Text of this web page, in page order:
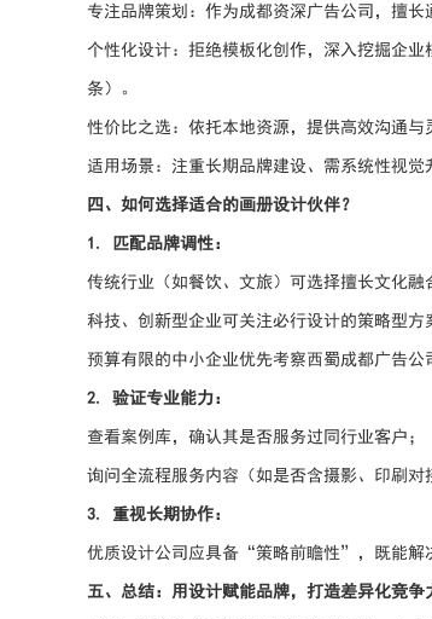
专注品牌策划：作为成都资深广告公司，擅
个性化设计：拒绝模板化创作，深入挖掘企
条）。
性价比之选：依托本地资源，提供高效沟通与
适用场景：注重长期品牌建设、需系统性视觉
四、如何选择适合的画册设计伙伴？
1. 匹配品牌调性：
传统行业（如餐饮、文旅）可选择擅长文化融
科技、创新型企业可关注必行设计的策略型方
预算有限的中小企业优先考察西蜀成都广告公
2. 验证专业能力：
查看案例库，确认其是否服务过同行业客户；
询问全流程服务内容（如是否含摄影、印刷对
3. 重视长期协作：
优质设计公司应具备“策略前瞻性”，既能解
五、总结：用设计赋能品牌，打造差异化竞争